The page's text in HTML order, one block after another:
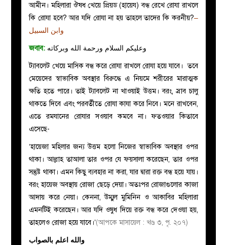
ইসলাহী
মজলিস
প্রশ্ন
করুন
আমীন। মহিলারা ঔষধ খেয়ে প্রিয়ড (হায়েয) বন্ধ রেখে রোযা রাখলে
কি রোযা হবে? আর যদি রোযা না হয় তাহলে তাদের কি করনীয়?–
وابن السبيل
জবাব: وعليكم السلام ورحمة الله وبركاته
ট্যাবলেট খেয়ে মাসিক বন্ধ করে রোযা রাখলে রোযা হয়ে যাবে। তবে
মেয়েদের স্বাভাবিক অবস্থার বিরুদ্ধে এ নিয়মে শরীরের মারাত্মক
ক্ষতি হতে পারে। তাই ট্যাবলেট না খাওয়াই উত্তম। বরং, স্রাব চালু
থাকতে দিবে এবং পরবর্তীতে রোযা কাযা করে নিবে। মনে রাখবেন,
এতে রমযানের রোযার সওয়াব কমবে না। ফতওয়ার কিতাবে
এসেছে-
‘হায়েজা মহিলার জন্য উত্তম হলো নিজের স্বাভাবিক অবস্থার ওপর
থাকা। আল্লাহ তাআলা তার ওপর যে ফয়সালা করেছেন, তার ওপর
সন্তুষ্ট থাকা। এমন কিছু ব্যবহার না করা, যার দ্বারা রক্ত বন্ধ হয়ে যায়।
বরং হায়েজ অবস্থায় রোজা ছেড়ে দেয়া। অতঃপর রোজাগুলোর কাজা
আদায় করে নেয়া। কেননা, উম্মুল মুমিনিন ও আকাবির মহিলারা
এমনটিই করেছেন। আর যদি ওষুধ দিয়ে রক্ত বন্ধ করে দেওয়া হয়,
তাহলেও রোজা হয়ে যাবে।’(আপকে মাসায়েল : খণ্ড ৩, পৃ. ২০৭)
والله اعلم بالصواب